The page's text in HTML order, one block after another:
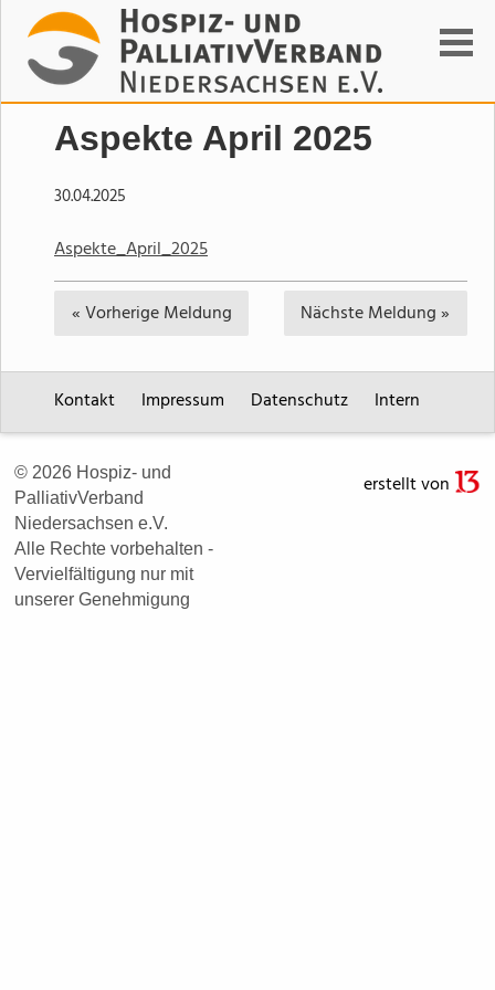
Suchen
Aspekte April 2025
30.04.2025
Aspekte_April_2025
« Vorherige Meldung NächsteMeldung »
Kontakt Impressum Datenschutz Intern
© 2026 Hospiz- und
PalliativVerband
Niedersachsen e.V.
Alle Rechte vorbehalten -
Vervielfältigung nur mit
unserer Genehmigung
erstellt von